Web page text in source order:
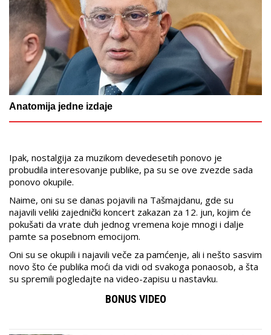
Anatomija jedne izdaje
Ipak, nostalgija za muzikom devedesetih ponovo je
probudila interesovanje publike, pa su se ove zvezde sada
ponovo okupile.
Naime, oni su se danas pojavili na Tašmajdanu, gde su
najavili veliki zajednički koncert zakazan za 12. jun, kojim će
pokušati da vrate duh jednog vremena koje mnogi i dalje
pamte sa posebnom emocijom.
Oni su se okupili i najavili veče za pamćenje, ali i nešto sasvim
novo što će publika moći da vidi od svakoga ponaosob, a šta
su spremili pogledajte na video-zapisu u nastavku.
BONUS VIDEO